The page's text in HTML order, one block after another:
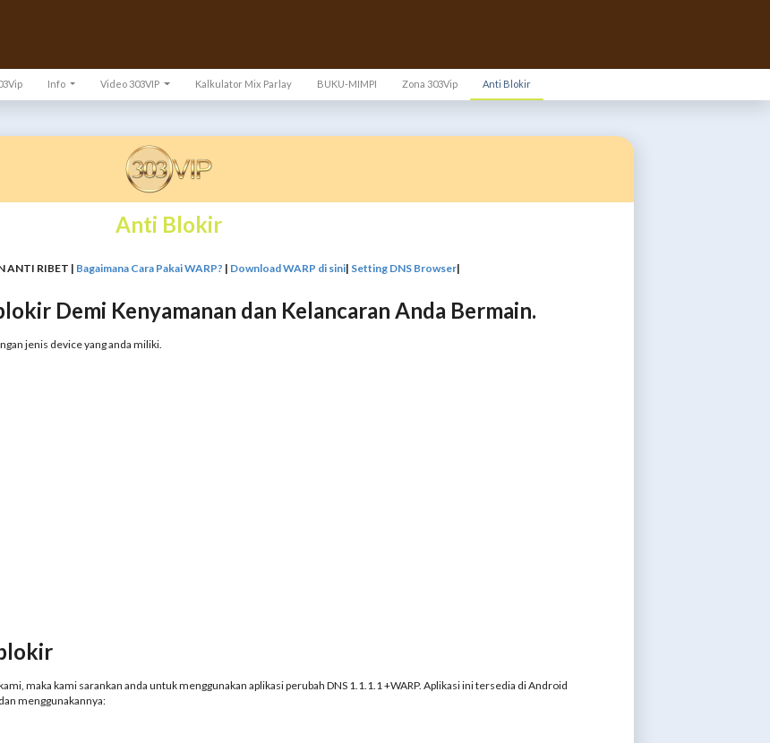
Info Video 303VIP Kalkulator Mix Parlay BUKU-MIMPI Zona 303Vip Anti Blokir
Anti Blokir
ANTI RIBET | Bagaimana Cara Pakai WARP? | Download WARP di sini| Setting DNS Browser|
Demi Kenyamanan dan Kelancaran Anda Bermain.
jenis device yang anda miliki.
maka kami sarankan anda untuk menggunakan aplikasi perubah DNS 1.1.1.1 +WARP. Aplikasi ini tersedia di Android
menggunakannya: